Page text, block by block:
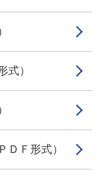
式）
Ｆ形式）